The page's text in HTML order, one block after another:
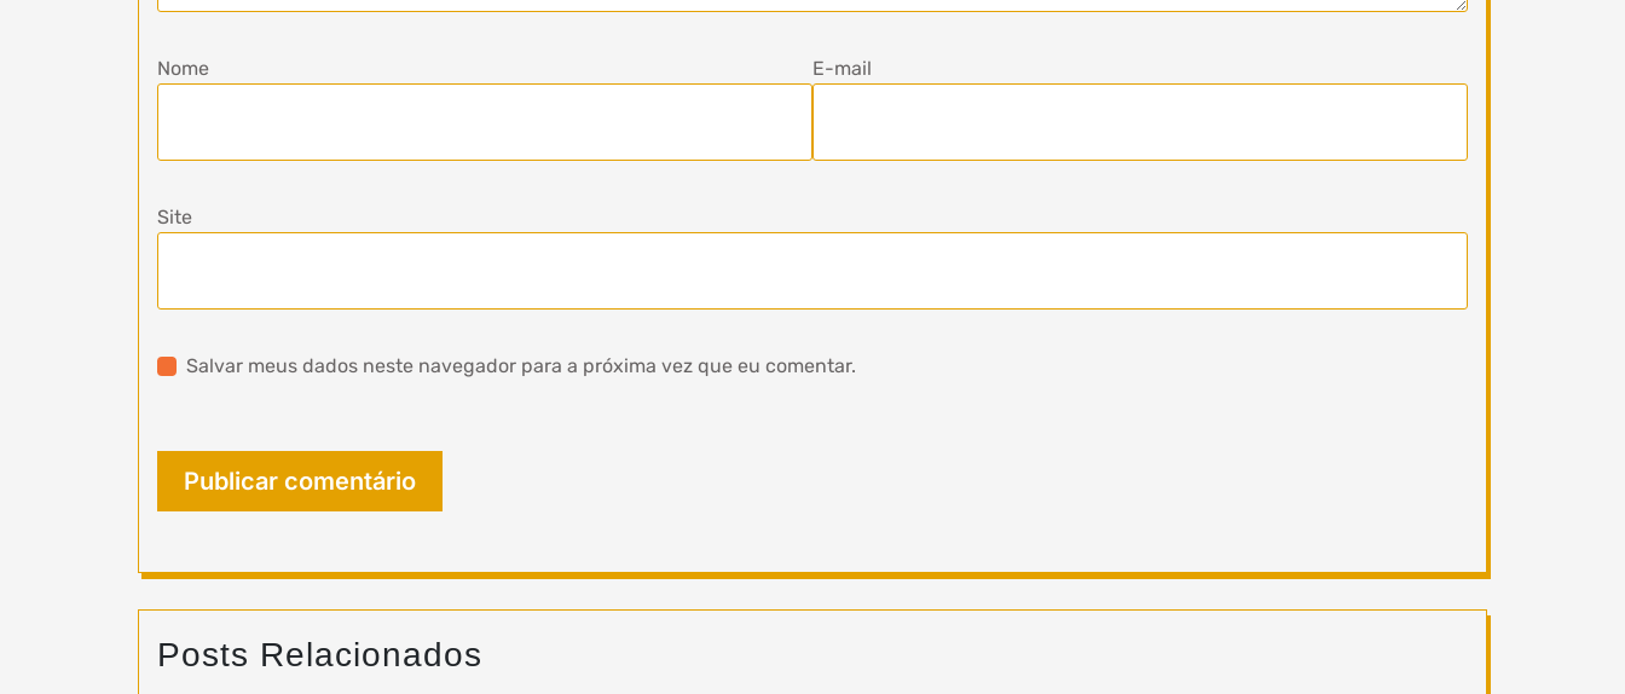
Nome E-mail
Site
Salvar meus dados neste navegador para a próxima vez que eu comentar.
Posts Relacionados